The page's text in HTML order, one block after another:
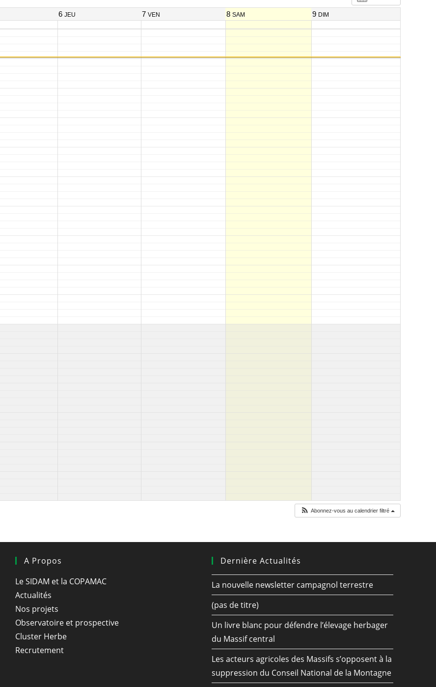
6 JEU 7 VEN 8 SAM 9 DIM
Abonnez-vous au calendrier filtré
A Propos
Le SIDAM et la COPAMAC
Actualités
Nos projets
Observatoire et prospective
Cluster Herbe
Recrutement
Dernière Actualités
La nouvelle newsletter campagnol terrestre
(pas de titre)
Un livre blanc pour défendre l’élevage herbager
du Massif central
Les acteurs agricoles des Massifs s’opposent à la
suppression du Conseil National de la Montagne